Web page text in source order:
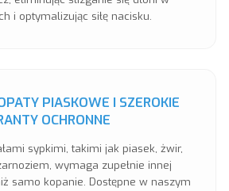
i optymalizując siłę nacisku.
PIASKOWE I SZEROKIE
OCHRONNE
sypkimi, takimi jak piasek, żwir,
wymaga zupełnie innej
samo kopanie. Dostępne w naszym